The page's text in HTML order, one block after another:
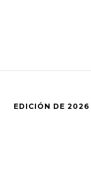
EDICIÓN DE 2026